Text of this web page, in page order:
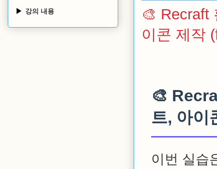
🎨 Recraft
이콘 제작
🎨
트, 아이
이번 실습
강의 내용